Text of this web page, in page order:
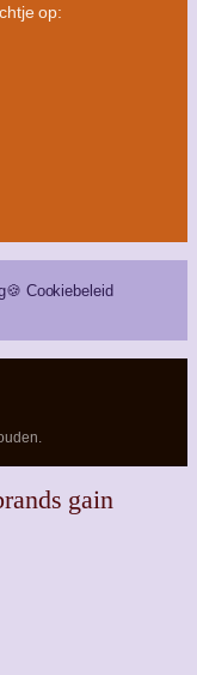
op:
🍪 Cookiebeleid
gain